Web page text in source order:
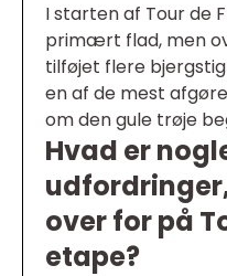
I starten af Tour de
primært flad, men
tilføjet flere
en af de mest
om den gule trøje
Hvad er
over for på
etape?